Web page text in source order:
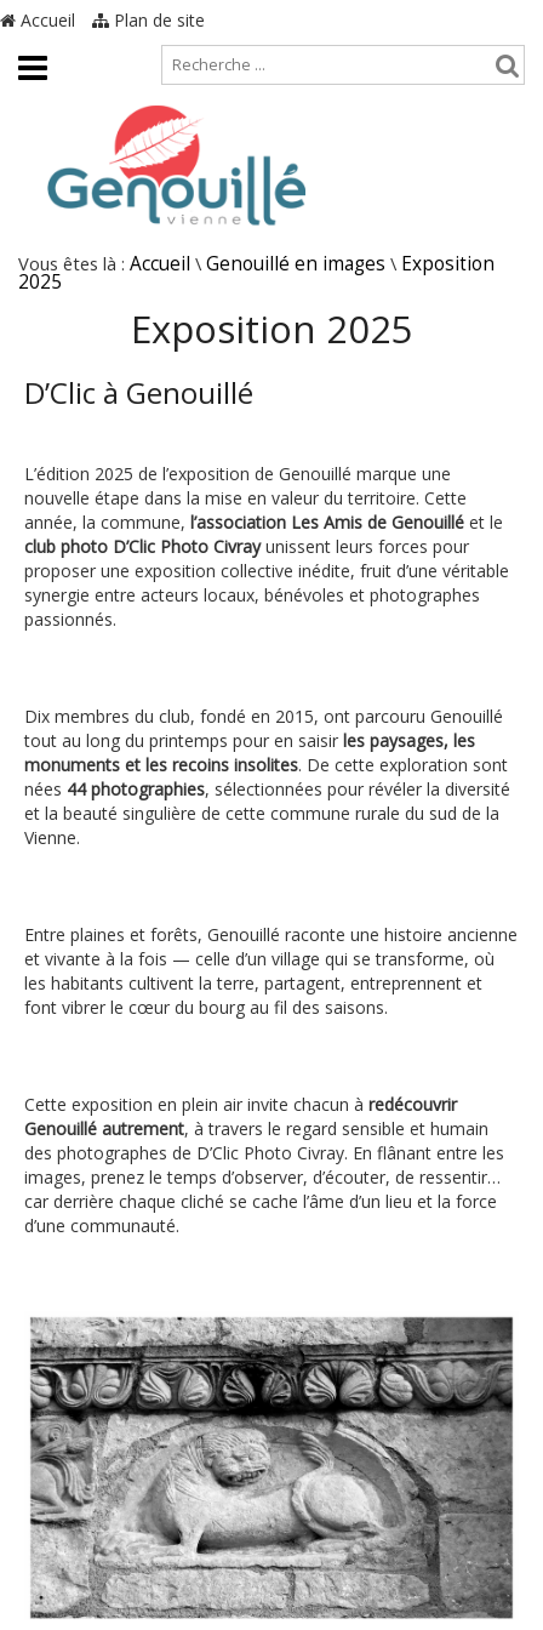
Accueil Plan de site
Vous êtes là : Accueil \ Genouillé en images \ Exposition
2025
Exposition 2025
D’Clic à Genouillé
L’édition 2025 de l’exposition de Genouillé marque une
nouvelle étape dans la mise en valeur du territoire. Cette
année, la commune, l’association Les Amis de Genouillé et le
club photo D’Clic Photo Civrayunissent leurs forces pour
proposer une exposition collective inédite, fruit d’une véritable
synergie entre acteurs locaux, bénévoles et photographes
passionnés.
Dix membres du club, fondé en 2015, ont parcouru Genouillé
tout au long du printemps pour en saisir les paysages, les
monuments et les recoins insolites. De cette exploration sont
nées 44 photographies, sélectionnées pour révéler la diversité
et la beauté singulière de cette commune rurale du sud de la
Vienne.
Entre plaines et forêts, Genouillé raconte une histoire ancienne
et vivante à la fois — celle d’un village qui se transforme, où
les habitants cultivent la terre, partagent, entreprennent et
font vibrer le cœur du bourg au fil des saisons.
Cette exposition en plein air invite chacun à redécouvrir
Genouillé autrement, à travers le regard sensible et humain
des photographes de D’Clic Photo Civray. En flânant entre les
images, prenez le temps d’observer, d’écouter, de ressentir…
car derrière chaque cliché se cache l’âme d’un lieu et la force
d’une communauté.